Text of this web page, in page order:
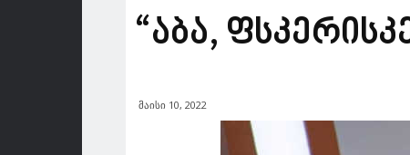
“აბა,
მაისი 10, 2022